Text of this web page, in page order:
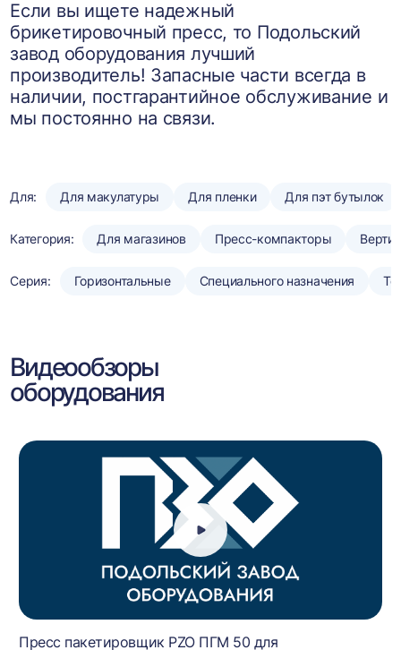
Если вы ищете надежный
брикетировочный пресс, то Подольский
завод оборудования лучший
производитель! Запасные части всегда в
наличии, постгарантийное обслуживание и
мы постоянно на связи.
Для: Для макулатуры Для пленки Для пэт бутылок
Категория: Для магазинов Пресс-компакторы
Серия: Горизонтальные Специального назначения
Видеообзоры
оборудования
Пресс пакетировщик PZO ПГМ 50 для